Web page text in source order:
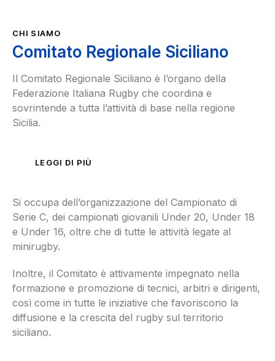
CHI SIAMO
Comitato Regionale Siciliano
Il Comitato Regionale Siciliano è l’organo della
Federazione Italiana Rugby che coordina e
sovrintende a tutta l’attività di base nella regione
Sicilia.
LEGGI DI PIÙ
Si occupa dell’organizzazione del Campionato di
Serie C, dei campionati giovanili Under 20, Under 18
e Under 16, oltre che di tutte le attività legate al
minirugby.
Inoltre, il Comitato è attivamente impegnato nella
formazione e promozione di tecnici, arbitri e dirigenti,
così come in tutte le iniziative che favoriscono la
diffusione e la crescita del rugby sul territorio
siciliano.